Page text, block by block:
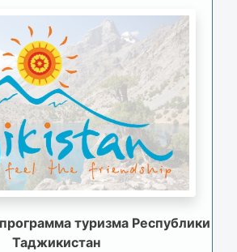
туризма Республики
Таджикистан